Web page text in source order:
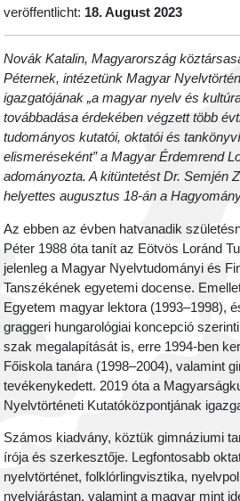
veröffentlicht: 18. August 2023
Novák Katalin, Magyarország
Péternek, intézetünk Magyar
igazgatójának „a magyar nyelv és
továbbadása érdekében végzett több
tudományos kutatói, oktatói és
elismeréseként” a Magyar Érdemrend
adományozta. A kitüntetéstDr. Semjén
helyettes augusztus 18-án a
Az ebben az évben hatvanadik
Péter 1988 óta tanít az Eötvös Loránd
jelenleg a Magyar Nyelvtudományi és
Tanszékének egyetemi docense.
Egyetem magyar lektora (1993–1998),
graggeri hungarológiai koncepció
szak megalapítását is, erre 1994-ben
Főiskola tanára (1998–2004), valamint
tevékenykedett. 2019 óta a
Nyelvtörténeti Kutatóközpontjának
Számos kiadvány, köztük gimnáziumi
írója és szerkesztője. Legfontosabb
nyelvtörténet, folklórlingvisztika,
nyelvjárástan, valamint a magyar mint